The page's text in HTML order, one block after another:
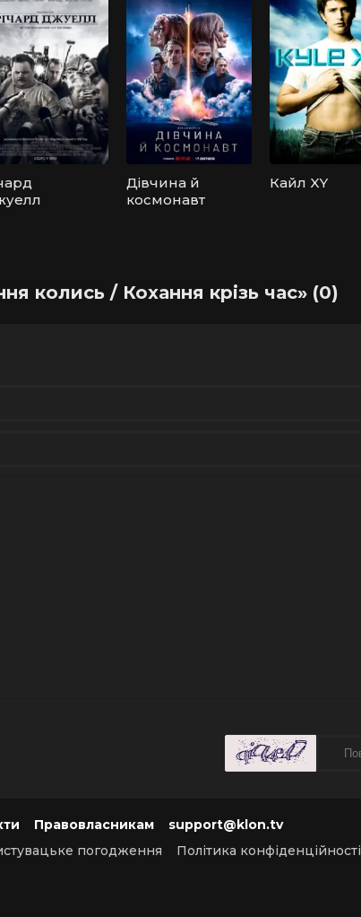
Дівчина й
космонавт
Кайл XY
колись / Кохання крізь час» (0)
Правовласникам
support@klon.tv
погодження Політика конфіденційності